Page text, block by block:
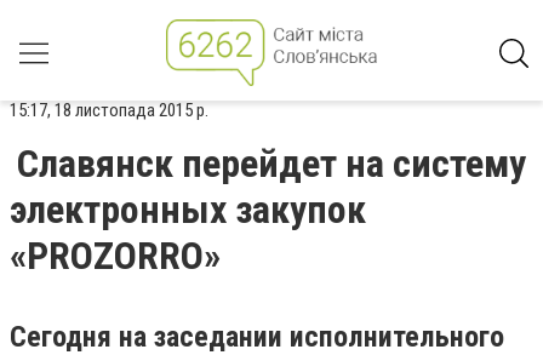
15:17, 18 листопада 2015 р.
Славянск перейдет на систему
электронных закупок
«PROZORRO»
Сегодня на заседании исполнительного